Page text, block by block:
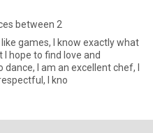
between 2
games, I know exactly what
I hope to find love and
I am an excellent chef, I
I kno